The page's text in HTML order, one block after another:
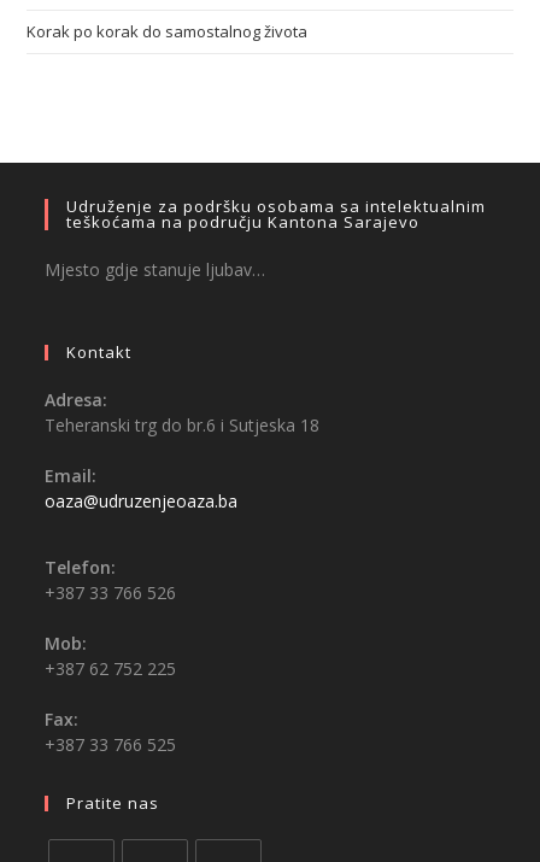
Korak po korak do samostalnog života
Udruženje za podršku osobama sa intelektualnim
teškoćama na području Kantona Sarajevo
Mjesto gdje stanuje ljubav…
Kontakt
Adresa:
Teheranski trg do br.6 i Sutjeska 18
Email:
oaza@udruzenjeoaza.ba
Telefon:
+387 33 766 526
Mob:
+387 62 752 225
Fax:
+387 33 766 525
Pratite nas